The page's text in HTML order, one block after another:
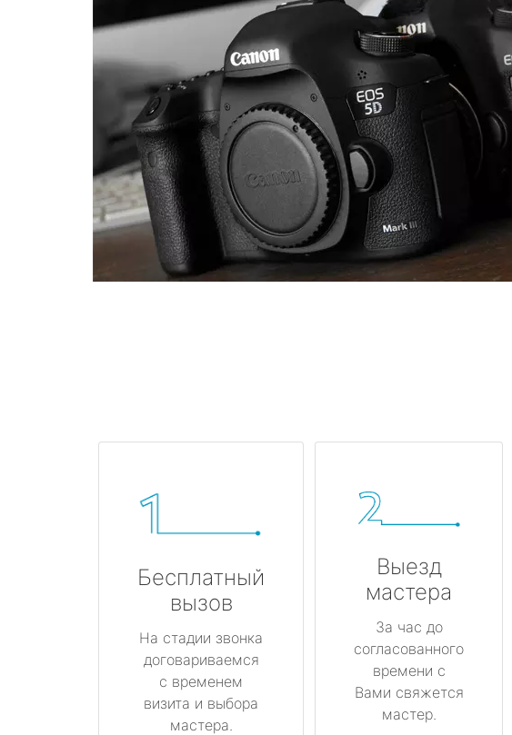
Бесплатный
вызов
На стадии звонка
договариваемся
с временем
визита и выбора
мастера.
Выезд
мастера
За час до
согласованного
времени с
Вами свяжется
мастер.